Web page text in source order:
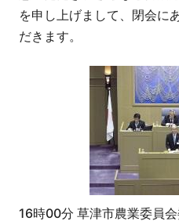
を申し上げまして、閉会に
だきます。
16時00分 草津市農業委員会